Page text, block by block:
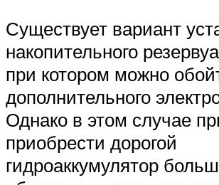
Существует вариант
накопительного
при котором можно
дополнительного
Однако в этом случае
приобрести дорогой
гидроаккумулятор